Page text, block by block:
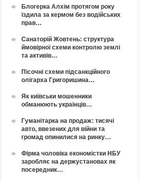
Блогерка Алхім протягом року
їздила за кермом без водійських
прав…
Санаторій Жовтень: структура
ймовірної схеми контролю землі
та активів…
Пісочні схеми підсанкційного
олігарха Григоришина…
Як київськи мошенники
обманюють українців…
Гуманітарка на продаж: тисячі
авто, ввезених для війни та
громад опинилися на ринку…
Фірма чоловіка економістки НБУ
заробляє на держустановах як
посередник…